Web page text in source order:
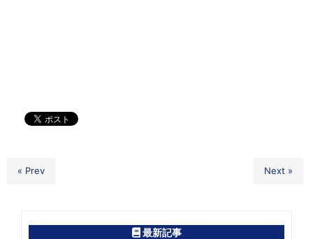
« Prev Next »
最新記事